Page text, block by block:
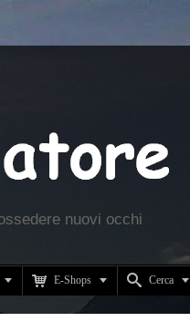
nuovi occhi
  E-Shops   Cerca 